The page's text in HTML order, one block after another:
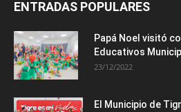
ENTRADAS POPULARES
Papá Noel visitó
Educativos
23/12/2022
El Municipio de